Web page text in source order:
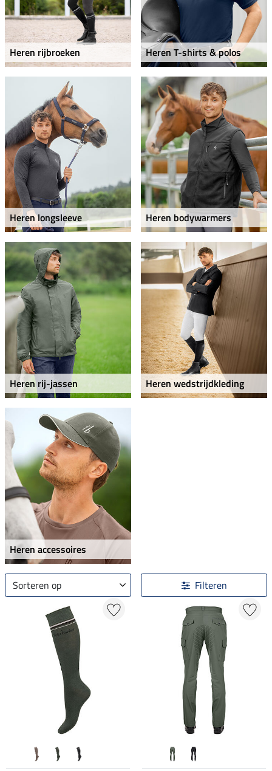
Heren rijbroeken Heren T-shirts & polos
Heren longsleeve Heren bodywarmers
Heren rij-jassen Heren wedstrijdkleding
Heren accessoires
Sorteren op Filteren